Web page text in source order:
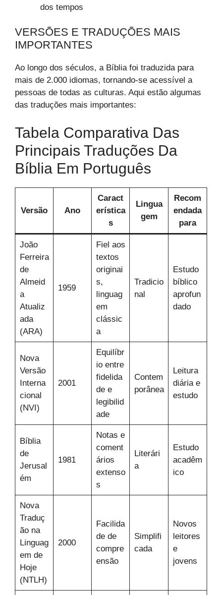
dos tempos
VERSÕES E TRADUÇÕES MAIS
IMPORTANTES
Ao longo dos séculos, a Bíblia foi traduzida para
mais de 2.000 idiomas, tornando-se acessível a
pessoas de todas as culturas. Aqui estão algumas
das traduções mais importantes:
Tabela Comparativa Das
Principais Traduções Da
Bíblia Em Português
Versão Ano
Caract
erística
s
Lingua
gem
Recom
endada
para
João
Ferreira
de
Almeid
a
Atualiz
ada
(ARA)
1959
Fiel aos
textos
originai
s,
linguag
em
clássic
a
Tradicio
nal
Estudo
bíblico
aprofun
dado
Nova
Versão
Interna
cional
(NVI)
2001
Equilíbr
io entre
fidelida
de e
legibilid
ade
Contem
porânea
Leitura
diária e
estudo
Bíblia
de
Jerusal
ém
1981
Notas e
coment
ários
extenso
s
Literári
a
Estudo
acadêm
ico
Nova
Traduç
ão na
Linguag
em de
Hoje
(NTLH)
2000
Facilida
de de
compre
ensão
Simplifi
cada
Novos
leitores
e
jovens